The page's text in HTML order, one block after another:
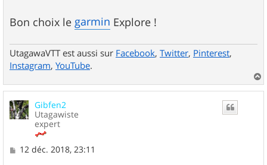
Bon choix le garmin Explore !
UtagawaVTT est aussi sur Facebook, Twitter, Pinterest,
Instagram, YouTube.
a
u
Gibfen2
Utagawiste
expert
M12 déc. 2018, 23:11